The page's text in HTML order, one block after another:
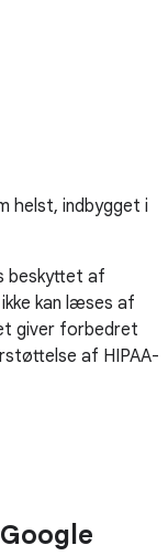
helst, indbygget i
beskyttet af
kan læses af
giver forbedret
af HIPAA-